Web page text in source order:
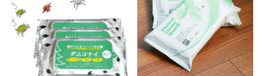
アカウント情報
ようこそ ゲスト 様
ログイン person 会員登録